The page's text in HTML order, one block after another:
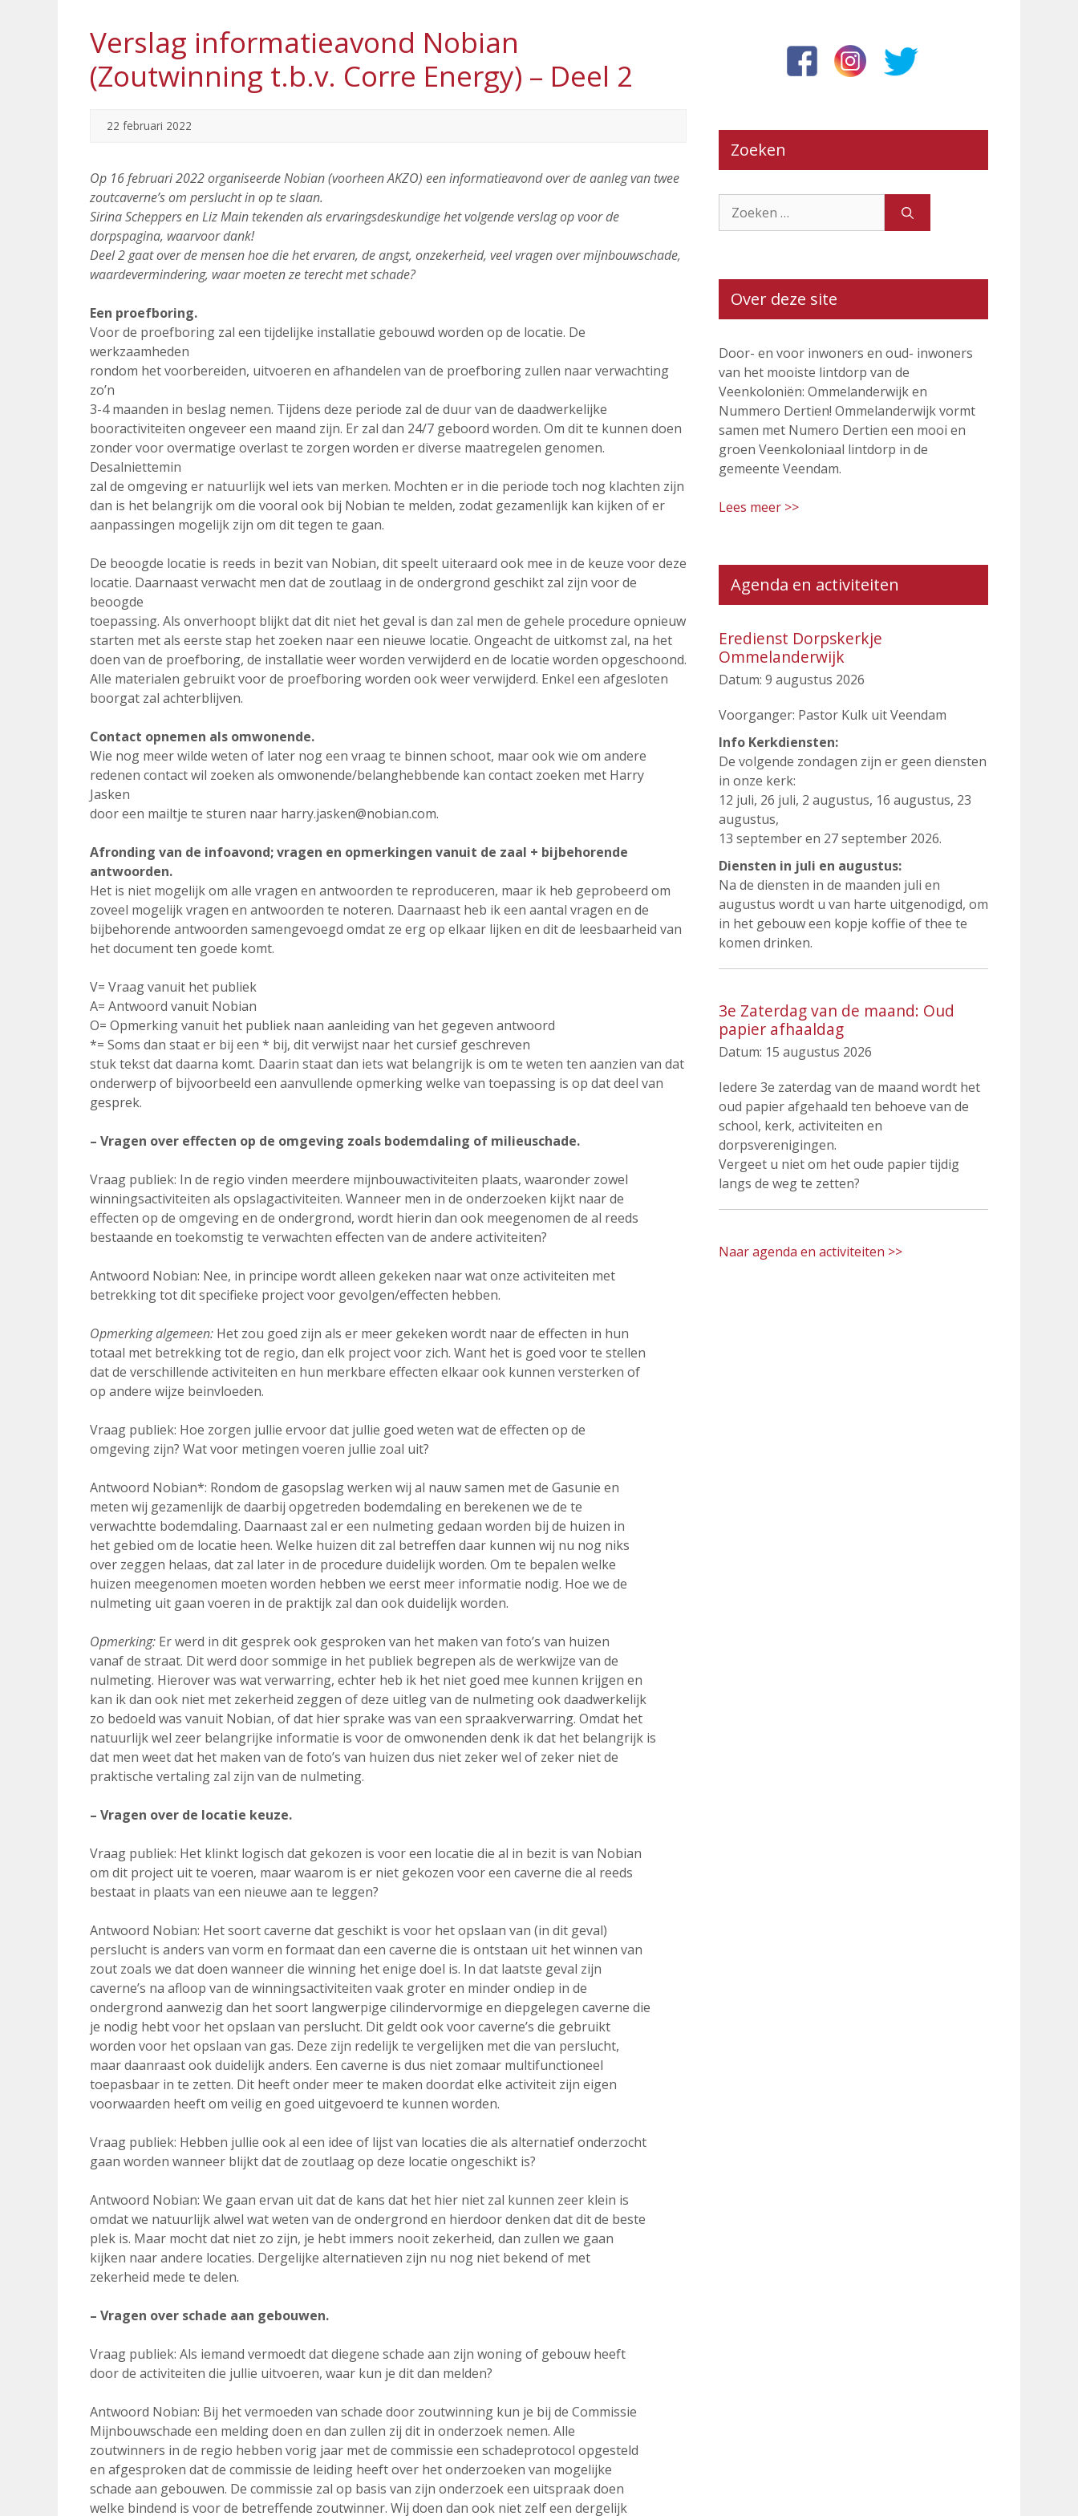
Verslag informatieavond Nobian
(Zoutwinning t.b.v. Corre Energy) – Deel 2
22 februari 2022
Op 16 februari 2022 organiseerde Nobian (voorheen AKZO) een informatieavond over de aanleg van twee
zoutcaverne’s om perslucht in op te slaan.
Sirina Scheppers en Liz Main tekenden als ervaringsdeskundige het volgende verslag op voor de
dorpspagina, waarvoor dank!
Deel 2 gaat over de mensen hoe die het ervaren, de angst, onzekerheid, veel vragen over mijnbouwschade,
waardevermindering, waar moeten ze terecht met schade?
Een proefboring.
Voor de proefboring zal een tijdelijke installatie gebouwd worden op de locatie. De
werkzaamheden
rondom het voorbereiden, uitvoeren en afhandelen van de proefboring zullen naar verwachting
zo’n
3-4 maanden in beslag nemen. Tijdens deze periode zal de duur van de daadwerkelijke
booractiviteiten ongeveer een maand zijn. Er zal dan 24/7 geboord worden. Om dit te kunnen doen
zonder voor overmatige overlast te zorgen worden er diverse maatregelen genomen.
Desalniettemin
zal de omgeving er natuurlijk wel iets van merken. Mochten er in die periode toch nog klachten zijn
dan is het belangrijk om die vooral ook bij Nobian te melden, zodat gezamenlijk kan kijken of er
aanpassingen mogelijk zijn om dit tegen te gaan.
De beoogde locatie is reeds in bezit van Nobian, dit speelt uiteraard ook mee in de keuze voor deze
locatie. Daarnaast verwacht men dat de zoutlaag in de ondergrond geschikt zal zijn voor de
beoogde
toepassing. Als onverhoopt blijkt dat dit niet het geval is dan zal men de gehele procedure opnieuw
starten met als eerste stap het zoeken naar een nieuwe locatie. Ongeacht de uitkomst zal, na het
doen van de proefboring, de installatie weer worden verwijderd en de locatie worden opgeschoond.
Alle materialen gebruikt voor de proefboring worden ook weer verwijderd. Enkel een afgesloten
boorgat zal achterblijven.
Contact opnemen als omwonende.
Wie nog meer wilde weten of later nog een vraag te binnen schoot, maar ook wie om andere
redenen contact wil zoeken als omwonende/belanghebbende kan contact zoeken met Harry
Jasken
door een mailtje te sturen naar harry.jasken@nobian.com.
Afronding van de infoavond; vragen en opmerkingen vanuit de zaal + bijbehorende
antwoorden.
Het is niet mogelijk om alle vragen en antwoorden te reproduceren, maar ik heb geprobeerd om
zoveel mogelijk vragen en antwoorden te noteren. Daarnaast heb ik een aantal vragen en de
bijbehorende antwoorden samengevoegd omdat ze erg op elkaar lijken en dit de leesbaarheid van
het document ten goede komt.
V= Vraag vanuit het publiek
A= Antwoord vanuit Nobian
O= Opmerking vanuit het publiek naan aanleiding van het gegeven antwoord
*= Soms dan staat er bij een * bij, dit verwijst naar het cursief geschreven
stuk tekst dat daarna komt. Daarin staat dan iets wat belangrijk is om te weten ten aanzien van dat
onderwerp of bijvoorbeeld een aanvullende opmerking welke van toepassing is op dat deel van
gesprek.
– Vragen over effecten op de omgeving zoals bodemdaling of milieuschade.
Vraag publiek: In de regio vinden meerdere mijnbouwactiviteiten plaats, waaronder zowel
winningsactiviteiten als opslagactiviteiten. Wanneer men in de onderzoeken kijkt naar de
effecten op de omgeving en de ondergrond, wordt hierin dan ook meegenomen de al reeds
bestaande en toekomstig te verwachten effecten van de andere activiteiten?
Antwoord Nobian: Nee, in principe wordt alleen gekeken naar wat onze activiteiten met
betrekking tot dit specifieke project voor gevolgen/effecten hebben.
Opmerking algemeen: Het zou goed zijn als er meer gekeken wordt naar de effecten in hun
totaal met betrekking tot de regio, dan elk project voor zich. Want het is goed voor te stellen
dat de verschillende activiteiten en hun merkbare effecten elkaar ook kunnen versterken of
op andere wijze beinvloeden.
Vraag publiek: Hoe zorgen jullie ervoor dat jullie goed weten wat de effecten op de
omgeving zijn? Wat voor metingen voeren jullie zoal uit?
Antwoord Nobian*: Rondom de gasopslag werken wij al nauw samen met de Gasunie en
meten wij gezamenlijk de daarbij opgetreden bodemdaling en berekenen we de te
verwachtte bodemdaling. Daarnaast zal er een nulmeting gedaan worden bij de huizen in
het gebied om de locatie heen. Welke huizen dit zal betreffen daar kunnen wij nu nog niks
over zeggen helaas, dat zal later in de procedure duidelijk worden. Om te bepalen welke
huizen meegenomen moeten worden hebben we eerst meer informatie nodig. Hoe we de
nulmeting uit gaan voeren in de praktijk zal dan ook duidelijk worden.
Opmerking: Er werd in dit gesprek ook gesproken van het maken van foto’s van huizen
vanaf de straat. Dit werd door sommige in het publiek begrepen als de werkwijze van de
nulmeting. Hierover was wat verwarring, echter heb ik het niet goed mee kunnen krijgen en
kan ik dan ook niet met zekerheid zeggen of deze uitleg van de nulmeting ook daadwerkelijk
zo bedoeld was vanuit Nobian, of dat hier sprake was van een spraakverwarring. Omdat het
natuurlijk wel zeer belangrijke informatie is voor de omwonenden denk ik dat het belangrijk is
dat men weet dat het maken van de foto’s van huizen dus niet zeker wel of zeker niet de
praktische vertaling zal zijn van de nulmeting.
– Vragen over de locatie keuze.
Vraag publiek: Het klinkt logisch dat gekozen is voor een locatie die al in bezit is van Nobian
om dit project uit te voeren, maar waarom is er niet gekozen voor een caverne die al reeds
bestaat in plaats van een nieuwe aan te leggen?
Antwoord Nobian: Het soort caverne dat geschikt is voor het opslaan van (in dit geval)
perslucht is anders van vorm en formaat dan een caverne die is ontstaan uit het winnen van
zout zoals we dat doen wanneer die winning het enige doel is. In dat laatste geval zijn
caverne’s na afloop van de winningsactiviteiten vaak groter en minder ondiep in de
ondergrond aanwezig dan het soort langwerpige cilindervormige en diepgelegen caverne die
je nodig hebt voor het opslaan van perslucht. Dit geldt ook voor caverne’s die gebruikt
worden voor het opslaan van gas. Deze zijn redelijk te vergelijken met die van perslucht,
maar daanraast ook duidelijk anders. Een caverne is dus niet zomaar multifunctioneel
toepasbaar in te zetten. Dit heeft onder meer te maken doordat elke activiteit zijn eigen
voorwaarden heeft om veilig en goed uitgevoerd te kunnen worden.
Vraag publiek: Hebben jullie ook al een idee of lijst van locaties die als alternatief onderzocht
gaan worden wanneer blijkt dat de zoutlaag op deze locatie ongeschikt is?
Antwoord Nobian: We gaan ervan uit dat de kans dat het hier niet zal kunnen zeer klein is
omdat we natuurlijk alwel wat weten van de ondergrond en hierdoor denken dat dit de beste
plek is. Maar mocht dat niet zo zijn, je hebt immers nooit zekerheid, dan zullen we gaan
kijken naar andere locaties. Dergelijke alternatieven zijn nu nog niet bekend of met
zekerheid mede te delen.
– Vragen over schade aan gebouwen.
Vraag publiek: Als iemand vermoedt dat diegene schade aan zijn woning of gebouw heeft
door de activiteiten die jullie uitvoeren, waar kun je dit dan melden?
Antwoord Nobian: Bij het vermoeden van schade door zoutwinning kun je bij de Commissie
Mijnbouwschade een melding doen en dan zullen zij dit in onderzoek nemen. Alle
zoutwinners in de regio hebben vorig jaar met de commissie een schadeprotocol opgesteld
en afgesproken dat de commissie de leiding heeft over het onderzoeken van mogelijke
schade aan gebouwen. De commissie zal op basis van zijn onderzoek een uitspraak doen
welke bindend is voor de betreffende zoutwinner. Wij doen dan ook niet zelf een dergelijk
Zoeken
naar:
Over deze site
Door- en voor inwoners en oud- inwoners
van het mooiste lintdorp van de
Veenkoloniën: Ommelanderwijk en
Nummero Dertien! Ommelanderwijk vormt
samen met Numero Dertien een mooi en
groen Veenkoloniaal lintdorp in de
gemeente Veendam.
Lees meer >>
Agenda en activiteiten
Eredienst Dorpskerkje
Ommelanderwijk
Datum: 9 augustus 2026
Voorganger: Pastor Kulk uit Veendam
Info Kerkdiensten:
De volgende zondagen zijn er geen diensten
in onze kerk:
12 juli, 26 juli, 2 augustus, 16 augustus, 23
augustus,
13 september en 27 september 2026.
Diensten in juli en augustus:
Na de diensten in de maanden juli en
augustus wordt u van harte uitgenodigd, om
in het gebouw een kopje koffie of thee te
komen drinken.
3e Zaterdag van de maand: Oud
papier afhaaldag
Datum: 15 augustus 2026
Iedere 3e zaterdag van de maand wordt het
oud papier afgehaald ten behoeve van de
school, kerk, activiteiten en
dorpsverenigingen.
Vergeet u niet om het oude papier tijdig
langs de weg te zetten?
Naar agenda en activiteiten >>